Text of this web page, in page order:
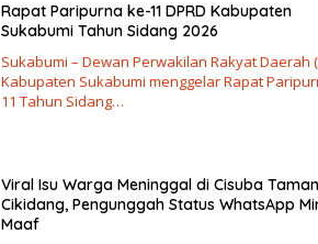
Rapat Paripurna ke-11 DPRD Kabupaten
Sukabumi Tahun Sidang 2026
Sukabumi – Dewan Perwakilan Rakyat Daerah
Kabupaten Sukabumi menggelar Rapat
11 Tahun Sidang…
Viral Isu Warga Meninggal di Cisuba
Cikidang, Pengunggah Status WhatsApp
Maaf